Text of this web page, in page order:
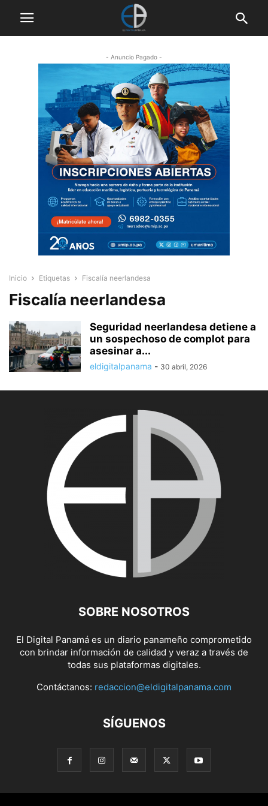
- Anuncio Pagado -
Inicio Etiquetas Fiscalía neerlandesa
Fiscalía neerlandesa
Seguridad neerlandesa detiene a
un sospechoso de complot para
asesinar a...
eldigitalpanama - 30 abril, 2026
SOBRE NOSOTROS
El Digital Panamá es un diario panameño comprometido
con brindar información de calidad y veraz a través de
todas sus plataformas digitales.
Contáctanos: redaccion@eldigitalpanama.com
SÍGUENOS